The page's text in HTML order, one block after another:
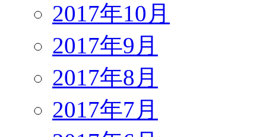
2017年10月
2017年9月
2017年8月
2017年7月